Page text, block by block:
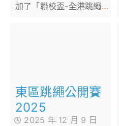
加了「聯校盃-全港跳繩競
東區跳繩公開賽
2025
2025 年 12 月 9 日